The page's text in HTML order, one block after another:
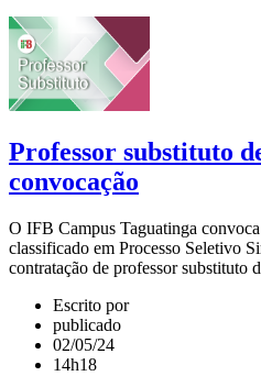
Professor substituto
convocação
O IFB Campus Taguatinga
classificado em Processo Seletivo
contratação de professor substituto
Escrito por
publicado
02/05/24
14h18